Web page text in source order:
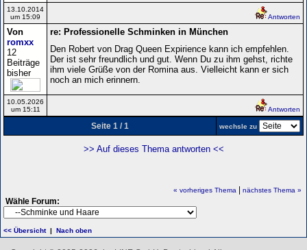
13.10.2014
um 15:09
Antworten
Von
romxx
12
Beiträge
bisher
re: Professionelle Schminken in München
Den Robert von Drag Queen Expirience kann ich empfehlen.
Der ist sehr freundlich und gut. Wenn Du zu ihm gehst, richte
ihm viele Grüße von der Romina aus. Vielleicht kann er sich
noch an mich erinnern.
10.05.2026
um 15:11
Antworten
Seite 1 / 1 wechsle zu
>> Auf dieses Thema antworten <<
« vorheriges Thema nächstes Thema »
Wähle Forum:
<< Übersicht| Nach oben